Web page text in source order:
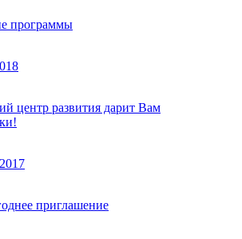
программы
центр развития дарит Вам
приглашение